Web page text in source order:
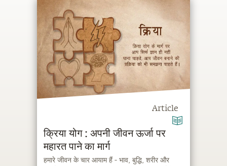
Article
क्रिया योग : अपनी जीवन ऊर्जा पर
महारत पाने का मार्ग
हमारे जीवन के चार आयाम हैं - भाव, बुद्धि, शरीर और